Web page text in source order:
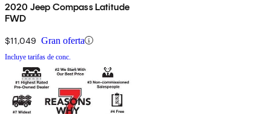
2020 Jeep Compass Latitude
FWD
$11,049 Gran oferta
Incluye tarifas de conc.